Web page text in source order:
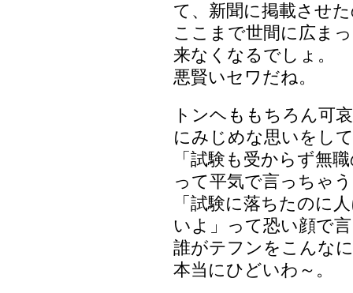
て、新聞に掲載させ
ここまで世間に広ま
来なくなるでしょ。
悪賢いセワだね。
トンヘももちろん可
にみじめな思いをし
「試験も受からず無
って平気で言っちゃ
「試験に落ちたのに
いよ」って恐い顔で
誰がテフンをこんな
本当にひどいわ～。